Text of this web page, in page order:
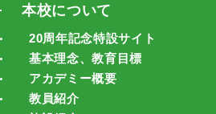
本校について
20周年記念特設サイト
基本理念、教育目標
アカデミー概要
教員紹介